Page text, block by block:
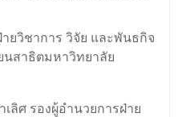
ยวิชาการ วิจัย และพันธกิจ
นสาธิตมหาวิทยาลัย
ลิศ รองผู้อำนวยการฝ่าย